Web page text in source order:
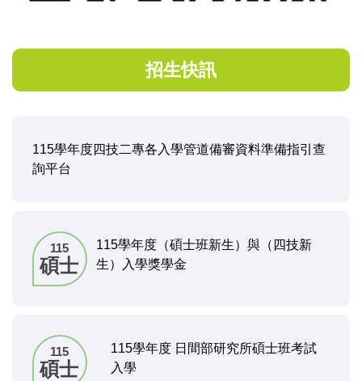
招生快訊
115學年度四技二專各入學管道備審資料準備指引查
詢平台
115學年度（碩士班新生）與（四技新
生）入學獎學金
115
碩士
115學年度 日間部研究所碩士班考試
入學
115
碩士